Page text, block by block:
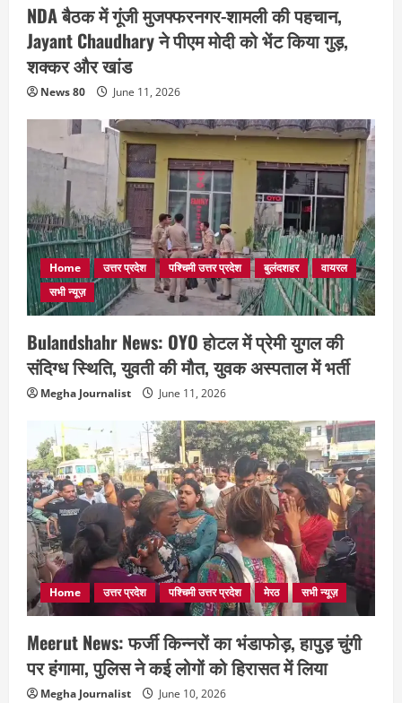
NDA बैठक में गूंजी मुजफ्फरनगर-शामली की पहचान,
Jayant Chaudhary ने पीएम मोदी को भेंट किया गुड़,
शक्कर और खांड
News 80 June 11, 2026
Home उत्तर प्रदेश पश्चिमी उत्तर प्रदेश बुलंदशहर
वायरल
सभी न्यूज़
Bulandshahr News: OYO होटल में प्रेमी युगल की
संदिग्ध स्थिति, युवती की मौत, युवक अस्पताल में भर्ती
Megha Journalist June 11, 2026
Home उत्तर प्रदेश पश्चिमी उत्तर प्रदेश मेरठ सभी न्यूज़
Meerut News: फर्जी किन्नरों का भंडाफोड़, हापुड़ चुंगी
पर हंगामा, पुलिस ने कई लोगों को हिरासत में लिया
Megha Journalist June 10, 2026